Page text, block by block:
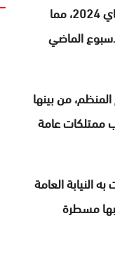
القتل العمد في إطار شبكة إجرامية استهدفت موظفين في مؤسسة سجنية فرنسية بتاريخ 14 ماي 2024، مما
الماضي
من بينها
ممتلكات عامة
النيابة العامة
مسطرة